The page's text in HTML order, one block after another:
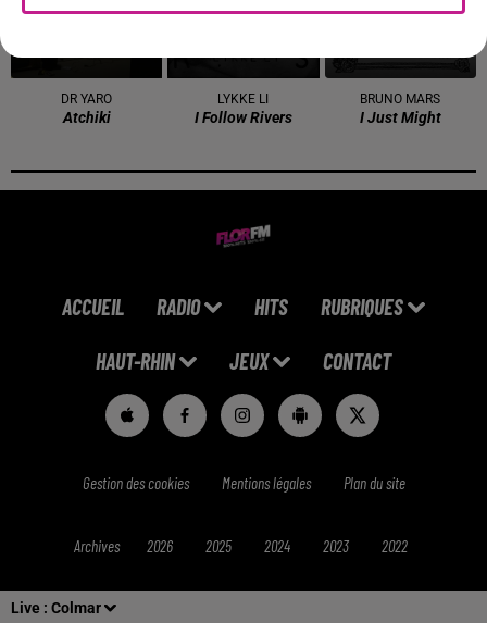
Live : Colmar
DR YARO
Atchiki
LYKKE LI
I Follow Rivers
BRUNO MARS
I Just Might
ACCUEIL RADIO HITS RUBRIQUES
HAUT-RHIN JEUX CONTACT
Gestion des cookies Mentions légales Plan du site
Archives 2026 2025 2024 2023 2022